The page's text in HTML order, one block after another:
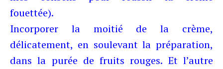
fouettée).
Incorporer la moitié de la crème,
délicatement, en soulevant la préparation,
dans la purée de fruits rouges. Et l’autre